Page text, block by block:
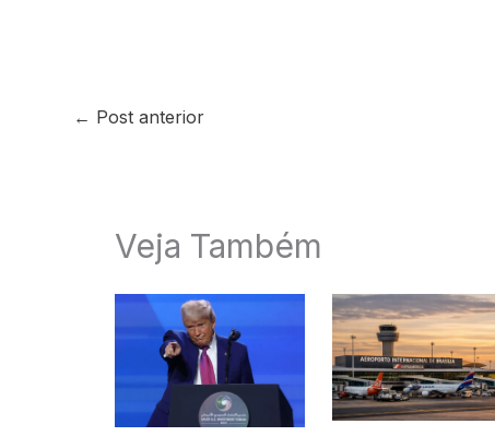
← Post anterior
Veja Também